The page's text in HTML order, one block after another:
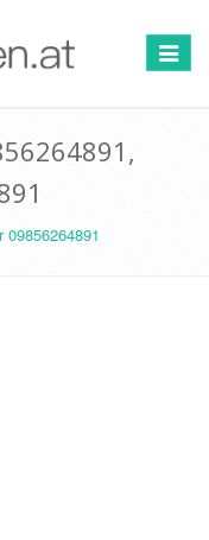
Toggle
09856264891